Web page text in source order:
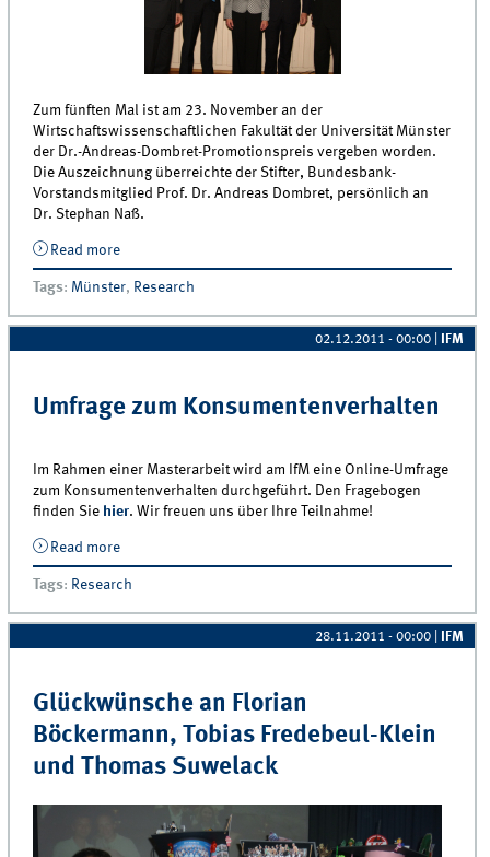
Zum fünften Mal ist am 23. November an der
Wirtschaftswissenschaftlichen Fakultät der Universität Münster
der Dr.-Andreas-Dombret-Promotionspreis vergeben worden.
Die Auszeichnung überreichte der Stifter, Bundesbank-
Vorstandsmitglied Prof. Dr. Andreas Dombret, persönlich an
Dr. Stephan Naß.
Read moreabout Dr. Stephan Naß mit Andreas Dombret
Promotionspreis ausgezeichnet
Tags: Münster, Research
02.12.2011 - 00:00 IFM
Umfrage zum Konsumentenverhalten
Im Rahmen einer Masterarbeit wird am IfM eine Online-Umfrage
zum Konsumentenverhalten durchgeführt. Den Fragebogen
finden Sie hier. Wir freuen uns über Ihre Teilnahme!
Read moreabout Umfrage zum Konsumentenverhalten
Tags: Research
28.11.2011 - 00:00 IFM
Glückwünsche an Florian
Böckermann, Tobias Fredebeul-Klein
und Thomas Suwelack